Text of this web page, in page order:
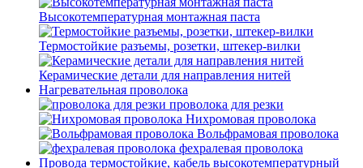
Высокотемпературная монтажная паста
Термостойкие разъемы, розетки, штекер-вилки
Керамические детали для направления нитей
Нагревательная проволока
проволока для резки
Нихромовая проволока
Вольфрамовая проволока
фехралевая проволока
Провода термостойкие, кабель высокотемпературный